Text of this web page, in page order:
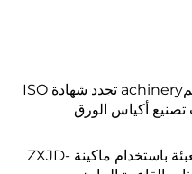
شركة تشجيانغ تشوشين للمachinery تجدد شهادة ISO
دراسة حالة: تعزيز إنتاج التعبئة باستخدام ماكينة ZXJD-